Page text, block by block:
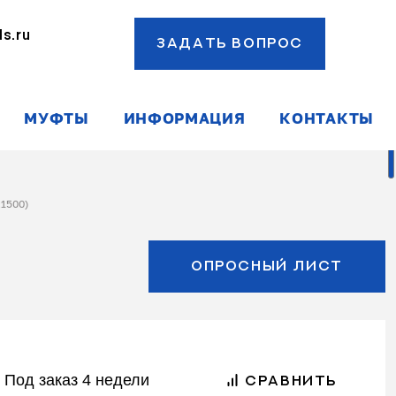
ЗАДАТЬ ВОПРОС
МУФТЫ ИНФОРМАЦИЯ КОНТАКТЫ
ОПРОСНЫЙ ЛИСТ
Под заказ 4 недели СРАВНИТЬ